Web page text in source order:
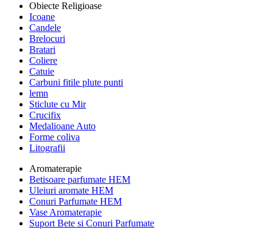
Obiecte Religioase
Icoane
Candele
Brelocuri
Bratari
Coliere
Catuie
Carbuni fitile plute punti
lemn
Sticlute cu Mir
Crucifix
Medalioane Auto
Forme coliva
Litografii
Aromaterapie
Betisoare parfumate HEM
Uleiuri aromate HEM
Conuri Parfumate HEM
Vase Aromaterapie
Suport Bete si Conuri Parfumate